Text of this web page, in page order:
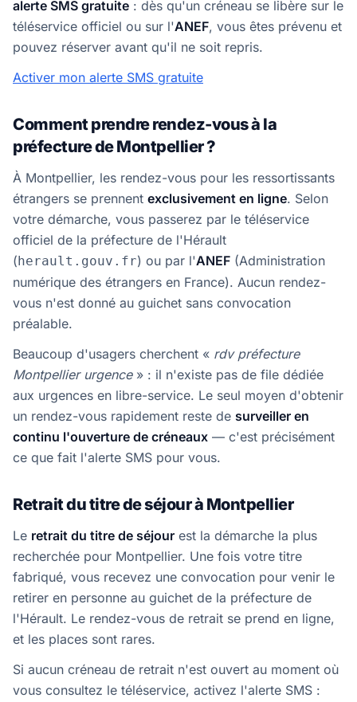
alerte SMS gratuite : dès qu'un créneau se libère sur le
téléservice officiel ou sur l'ANEF, vous êtes prévenu et
pouvez réserver avant qu'il ne soit repris.
Activer mon alerte SMS gratuite
Comment prendre rendez-vous à la
préfecture de Montpellier ?
À Montpellier, les rendez-vous pour les ressortissants
étrangers se prennent exclusivement en ligne. Selon
votre démarche, vous passerez par le téléservice
officiel de la préfecture de l'Hérault
(herault.gouv.fr) ou par l'ANEF (Administration
numérique des étrangers en France). Aucun rendez-
vous n'est donné au guichet sans convocation
préalable.
Beaucoup d'usagers cherchent « rdv préfecture
Montpellier urgence» : il n'existe pas de file dédiée
aux urgences en libre-service. Le seul moyen d'obtenir
un rendez-vous rapidement reste de surveiller en
continu l'ouverture de créneaux — c'est précisément
ce que fait l'alerte SMS pour vous.
Retrait du titre de séjour à Montpellier
Le retrait du titre de séjour est la démarche la plus
recherchée pour Montpellier. Une fois votre titre
fabriqué, vous recevez une convocation pour venir le
retirer en personne au guichet de la préfecture de
l'Hérault. Le rendez-vous de retrait se prend en ligne,
et les places sont rares.
Si aucun créneau de retrait n'est ouvert au moment où
vous consultez le téléservice, activez l'alerte SMS :